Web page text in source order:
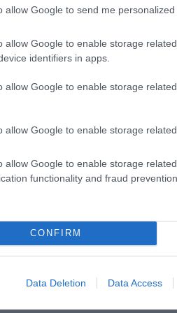
allow Google to send me personalized
allow Google to enable storage
identifiers in apps.
allow Google to enable storage
allow Google to enable storage
allow Google to enable storage
functionality and fraud
CONFIRM
Data Deletion Data Access
autók többsége rejtett,
a használt autóknál